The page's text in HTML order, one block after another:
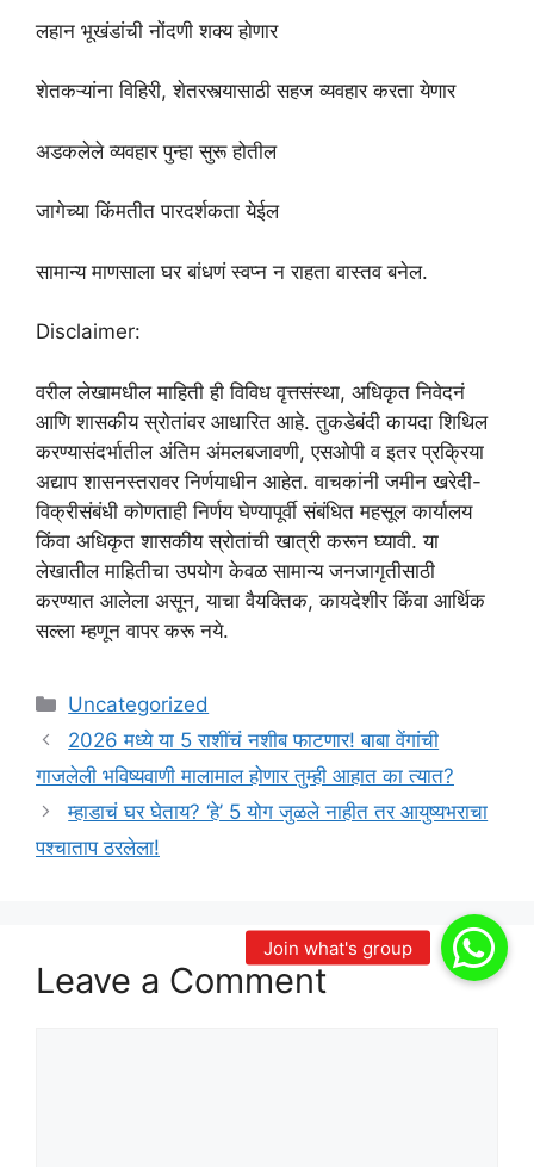
लहान भूखंडांची नोंदणी शक्य होणार
शेतकऱ्यांना विहिरी, शेतरस्त्यासाठी सहज व्यवहार करता येणार
अडकलेले व्यवहार पुन्हा सुरू होतील
जागेच्या किंमतीत पारदर्शकता येईल
सामान्य माणसाला घर बांधणं स्वप्न न राहता वास्तव बनेल.
Disclaimer:
वरील लेखामधील माहिती ही विविध वृत्तसंस्था, अधिकृत निवेदनं
आणि शासकीय स्रोतांवर आधारित आहे. तुकडेबंदी कायदा शिथिल
करण्यासंदर्भातील अंतिम अंमलबजावणी, एसओपी व इतर प्रक्रिया
अद्याप शासनस्तरावर निर्णयाधीन आहेत. वाचकांनी जमीन खरेदी-
विक्रीसंबंधी कोणताही निर्णय घेण्यापूर्वी संबंधित महसूल कार्यालय
किंवा अधिकृत शासकीय स्रोतांची खात्री करून घ्यावी. या
लेखातील माहितीचा उपयोग केवळ सामान्य जनजागृतीसाठी
करण्यात आलेला असून, याचा वैयक्तिक, कायदेशीर किंवा आर्थिक
सल्ला म्हणून वापर करू नये.
Categories
Uncategorized
2026 मध्ये या 5 राशींचं नशीब फाटणार! बाबा वेंगांची
गाजलेली भविष्यवाणी मालामाल होणार तुम्ही आहात का त्यात?
म्हाडाचं घर घेताय? ‘हे’ 5 योग जुळले नाहीत तर आयुष्यभराचा
पश्चाताप ठरलेला!
Leave a Comment